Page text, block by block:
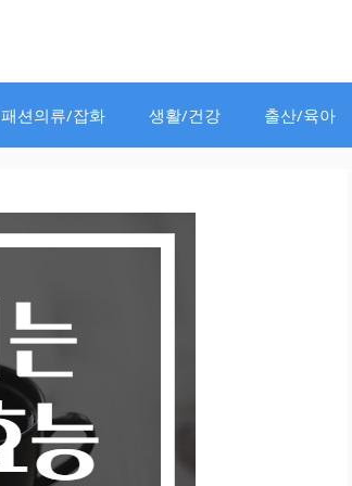
패션의류/잡화 생활/건강 출산/육아